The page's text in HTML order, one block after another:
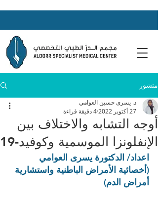
منشور
أوجه التشابه والاختلاف بين
الإنفلونزا الموسمية وكوفيد-19
د. يسرى حسين العوامي
27 أكتوبر 2022
4 دقيقة قراءة
اعداد/ الدكتورة يسرى العوامي
(أخصائية الأمراض الباطنية واستشارية
أمراض الدم)